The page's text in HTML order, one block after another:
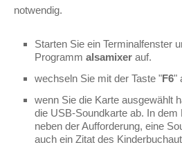
notwendig.
Starten Sie ein Terminalfenster
Programm alsamixer auf.
wechseln Sie mit der Taste "F6"
wenn Sie die Karte ausgewählt
die USB-Soundkarte ab. In
neben der Aufforderung, eine
auch ein Zitat des